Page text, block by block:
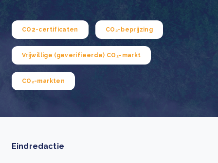
CO2-certificaten CO₂-beprijzing
Vrijwillige (geverifieerde) CO₂-markt
CO₂-markten
Eindredactie